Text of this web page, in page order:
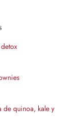
de quinoa, kale y